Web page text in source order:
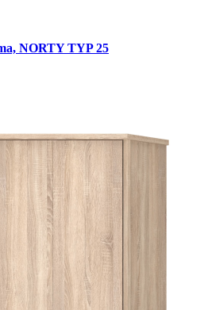
NORTY TYP 25